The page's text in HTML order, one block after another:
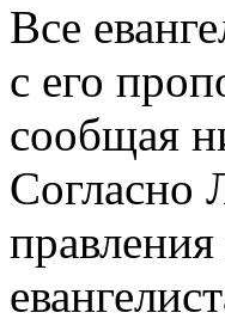
Все
с его
сообщая
Согласно